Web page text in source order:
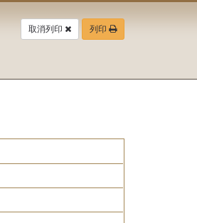
取消列印 列印